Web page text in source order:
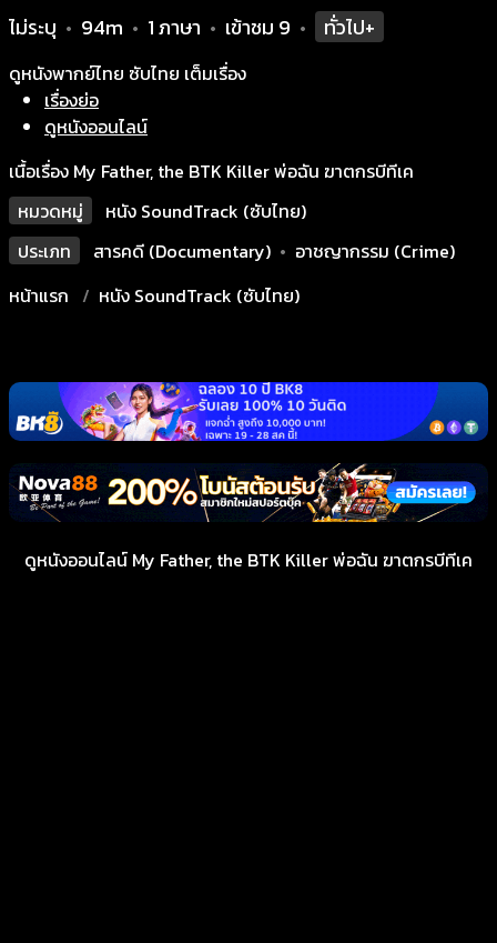
ไม่ระบุ • 94m • 1 ภาษา • เข้าชม 9 • ทั่วไป+
ดูหนังพากย์ไทย ซับไทย เต็มเรื่อง
เรื่องย่อ
ดูหนังออนไลน์
เนื้อเรื่อง My Father, the BTK Killer พ่อฉัน ฆาตกรบีทีเค
หมวดหมู่
หนัง SoundTrack (ซับไทย)
ประเภท
สารคดี (Documentary) • อาชญากรรม (Crime)
หน้าแรก
หนัง SoundTrack (ซับไทย)
ดูหนังออนไลน์ My Father, the BTK Killer พ่อฉัน ฆาตกรบีทีเค